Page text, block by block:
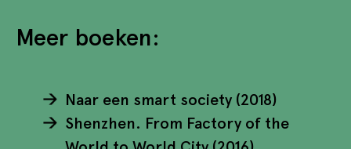
Meer boeken:
Naar een smart society (2018)
Shenzhen. From Factory of the